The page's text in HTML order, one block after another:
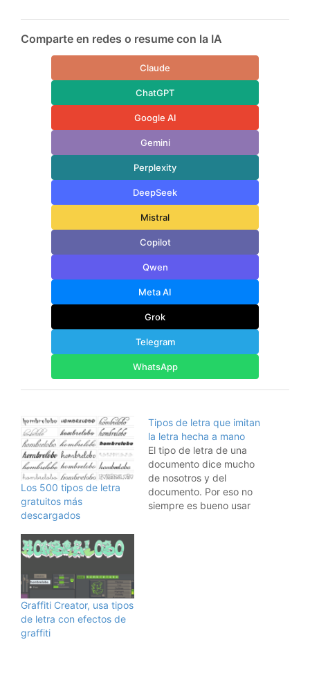
Comparte en redes o resume con la IA
Claude
ChatGPT
Google AI
Gemini
Perplexity
DeepSeek
Mistral
Copilot
Qwen
Meta AI
Grok
Telegram
WhatsApp
Los 500 tipos de letra
gratuitos más
descargados
Tipos de letra que imitan
la letra hecha a mano
El tipo de letra de una
documento dice mucho
de nosotros y del
documento. Por eso no
siempre es bueno usar
Graffiti Creator, usa tipos
de letra con efectos de
graffiti